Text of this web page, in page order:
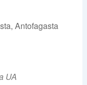
Antofagasta
UA